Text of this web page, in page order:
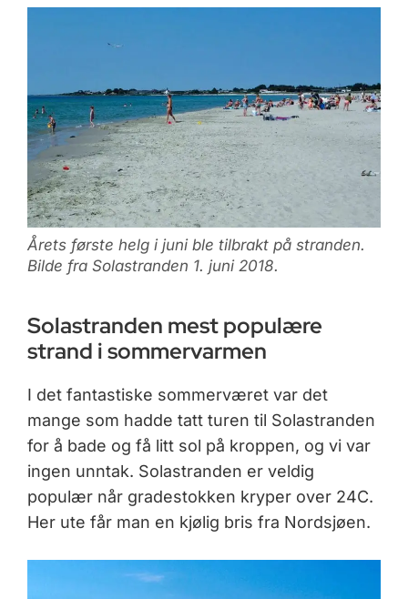
Årets første helg i juni ble tilbrakt på stranden.
Bilde fra Solastranden 1. juni 2018.
Solastranden mest populære
strand i sommervarmen
I det fantastiske sommerværet var det
mange som hadde tatt turen til Solastranden
for å bade og få litt sol på kroppen, og vi var
ingen unntak. Solastranden er veldig
populær når gradestokken kryper over 24C.
Her ute får man en kjølig bris fra Nordsjøen.